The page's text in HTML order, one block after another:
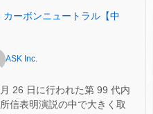
ーボンニュートラル【中
ASK Inc.
26 日に行われた第 99 代内
信表明演説の中で大きく取